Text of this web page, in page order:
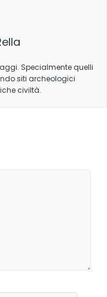
Specialmente quelli
siti archeologici
civiltà.